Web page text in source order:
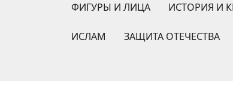
ФИГУРЫ И ЛИЦА ИСТОРИЯ И
ИСЛАМ ЗАЩИТА ОТЕЧЕСТВА